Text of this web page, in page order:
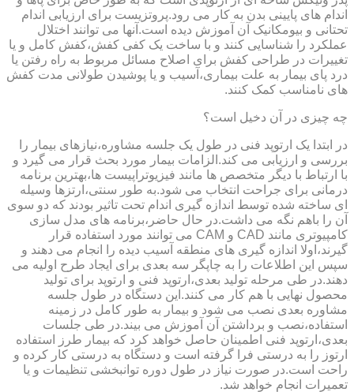
اندام های پایینی بدن به کار می رود.پروتزیست برای ارزیابی اندام
تحتانی و بیومکانیک آن آموزش دیده است.آنها می توانند اختلال
عملکرد را شناسایی کنند و با ساخت یک کفی کفش،کفش کامل و یا
تغییرات در طراحی کفش برای اصلاح مسائل مربوط به راه رفتن یا
درد پای بیمار به علت بیماری،آسیب و یا پوشیدن طولانی مدت کفش
های نامناسب کمک کنند.
چه چیزی در آن دخیل است؟
در ابتدا یک ارتوپد فنی در طول یک جلسه مشاوره،نیازهای بیمار را
بررسی و ارزیابی می کند.الزامات بیمار مورد بحث قرار می گیرد و
با ارتباط با دیگر متخصص ها مانند فیزیوتراپیست ها،بهترین برنامه
درمانی برای جراحت انتخاب می شود.به طور سنتی،ارتزها وسیله
ای ساخته شده توسط اندازه گیری اندام تحت تاثیر بودند که دو سوی
آن را باهم نگه می داشت.در حال حاضر،برنامه های مدل سازی
کامپیوتری مانند CAD و CAM می توانند مورد استفاده قرار
گیرند،اولا اندازه گیری های منطقه آسیب دیده را انجام می دهند و
سپس این اطلاعات را به چاپگر سه بعدی برای ایجاد طرح اولیه می
دهند.در طی مرحله تولید بعدی،ارتوپد فنی و ارتوپد برای تولید
محصول نهایی با هم کار می کنند.این دستگاه در طول جلسه
مشاوره بعدی نصب می شود و بیمار به طور کامل در زمینه
استفاده،نصب و برداشتن آن آموزش می بیند.در طی جلسات
بعدی،ارتوپد فنی اطمینان حاصل خواهد کرد که بیمار طرز استفاده
ارتوز را به درستی فرا گرفته است و دستگاه به درستی کار کرده و
راحت است.در صورت نیاز در طول دوره توانبخشی تنظیمات و یا
تعمیرات انجام خواهد شد.